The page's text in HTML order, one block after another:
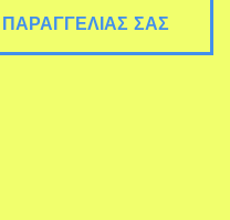
ΣΑΣ